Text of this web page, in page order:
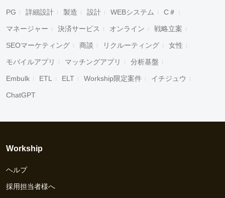
PG 詳細設計 製造 設計 WEBシステム C＃
マネージャー 決済サービス オンライン 戦略立案
SEOマーケティング 商談 リクルーティング 女性
モバイルアプリ マッチングアプリ 分析基盤
Embulk ETL ELT Workship限定案件 イチジュウ
ChatGPT
Workship
ヘルプ
採用担当者様へ